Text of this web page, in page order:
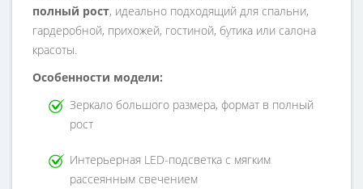
полный рост, идеально подходящий для спальни,
гардеробной, прихожей, гостиной, бутика или салона
красоты.
Особенности модели:
Зеркало большого размера, формат в полный
рост
Интерьерная LED-подсветка с мягким
рассеянным свечением